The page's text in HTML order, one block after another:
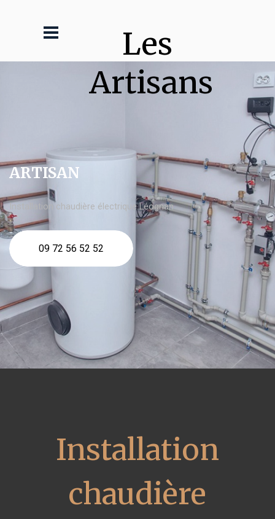
Les
Artisans
ARTISAN
Installation chaudière électrique Léognan
09 72 56 52 52
Installation
chaudière